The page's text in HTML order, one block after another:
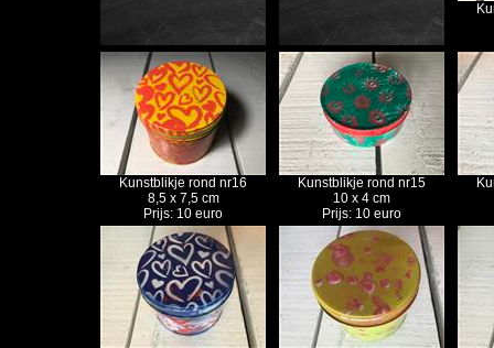
Kunstblikje rond nr16
8,5 x 7,5 cm
Prijs: 10 euro
Kunstblikje rond nr15
10 x 4 cm
Prijs: 10 euro